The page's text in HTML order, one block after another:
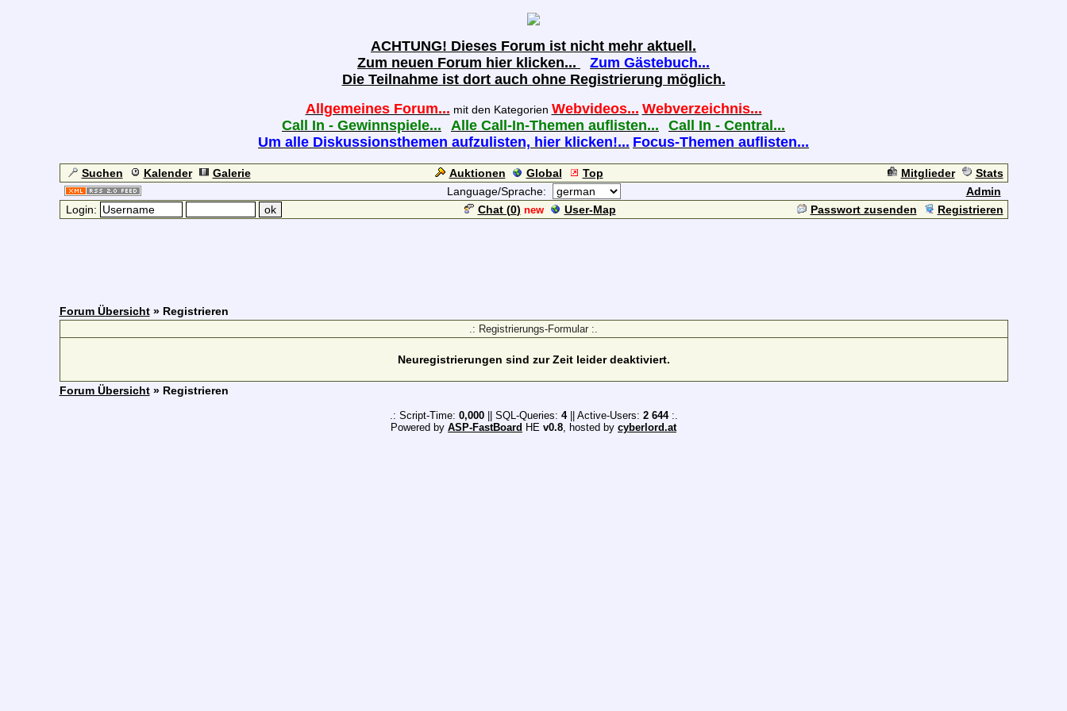
ACHTUNG! Dieses Forum ist nicht mehr aktuell.
Zum neuen Forum hier klicken...
Zum Gästebuch...
Die Teilnahme ist dort auch ohne Registrierung möglich.
Allgemeines Forum... mit den Kategorien Webvideos... Webverzeichnis...
Call In - Gewinnspiele...
Alle Call-In-Themen auflisten...
Call In - Central...
Um alle Diskussionsthemen aufzulisten, hier klicken!... Focus-Themen auflisten...
Suchen Kalender Galerie Auktionen Global Top Mitglieder
Stats
Language/Sprache:
Admin
Login:
Chat (0) new User-Map Passwort zusenden Registrieren
Forum Übersicht» Registrieren
.: Registrierungs-Formular :.
Neuregistrierungen sind zur Zeit leider deaktiviert.
Forum Übersicht» Registrieren
.: Script-Time: 0,000|| SQL-Queries: 4|| Active-Users: 2 644:.
Powered by ASP-FastBoard HE v0.8, hosted by cyberlord.at